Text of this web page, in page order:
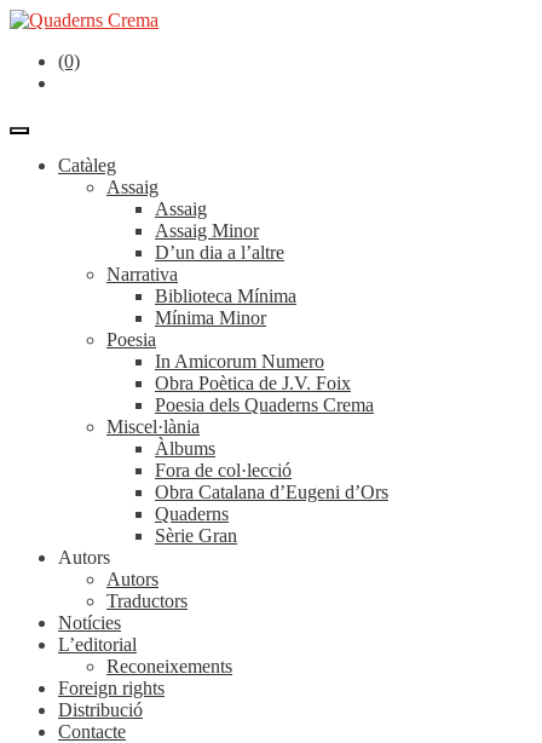
(0)
Catàleg
Assaig
Assaig
Assaig Minor
D’un dia a l’altre
Narrativa
Biblioteca Mínima
Mínima Minor
Poesia
In Amicorum Numero
Obra Poètica de J.V. Foix
Poesia dels Quaderns Crema
Miscel·lània
Àlbums
Fora de col·lecció
Obra Catalana d’Eugeni d’Ors
Quaderns
Sèrie Gran
Autors
Autors
Traductors
Notícies
L’editorial
Reconeixements
Foreign rights
Distribució
Contacte